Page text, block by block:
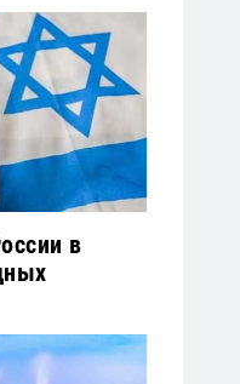
в